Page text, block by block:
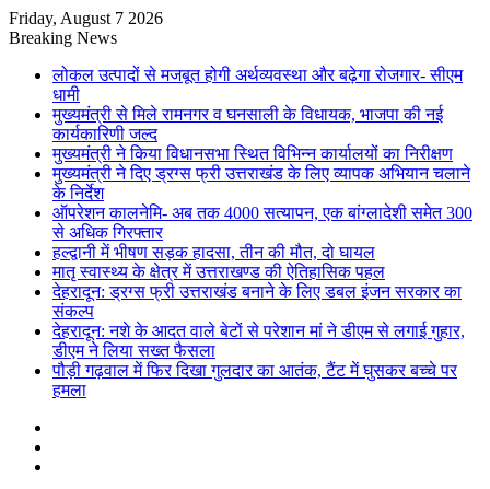
Friday, August 7 2026
Breaking News
लोकल उत्पादों से मजबूत होगी अर्थव्यवस्था और बढ़ेगा रोजगार- सीएम
धामी
मुख्यमंत्री से मिले रामनगर व घनसाली के विधायक, भाजपा की नई
कार्यकारिणी जल्द
मुख्यमंत्री ने किया विधानसभा स्थित विभिन्न कार्यालयों का निरीक्षण
मुख्यमंत्री ने दिए ड्रग्स फ्री उत्तराखंड के लिए व्यापक अभियान चलाने
के निर्देश
ऑपरेशन कालनेमि- अब तक 4000 सत्यापन, एक बांग्लादेशी समेत 300
से अधिक गिरफ्तार
हल्द्वानी में भीषण सड़क हादसा, तीन की मौत, दो घायल
मातृ स्वास्थ्य के क्षेत्र में उत्तराखण्ड की ऐतिहासिक पहल
देहरादून: ड्रग्स फ्री उत्तराखंड बनाने के लिए डबल इंजन सरकार का
संकल्प
देहरादून: नशे के आदत वाले बेटों से परेशान मां ने डीएम से लगाई गुहार,
डीएम ने लिया सख्त फैसला
पौड़ी गढ़वाल में फिर दिखा गुलदार का आतंक, टैंट में घुसकर बच्चे पर
हमला